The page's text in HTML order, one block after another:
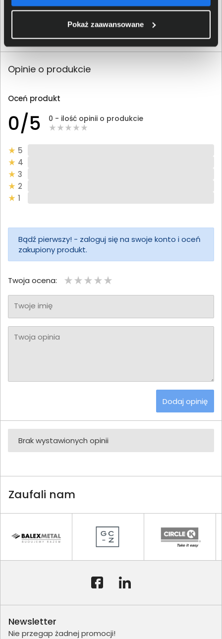
Pokaż zaawansowane
netto: 56,91 zł
Opinie o produkcie
Oceń produkt
0/5 0 - ilość opinii o produkcie
5
4
3
2
1
Bądź pierwszy! - zaloguj się na swoje konto i oceń
zakupiony produkt.
Twoja ocena:
Twoje imię
Twoja opinia
Dodaj opinię
Brak wystawionych opinii
Zaufali nam
Newsletter
Nie przegap żadnej promocji!